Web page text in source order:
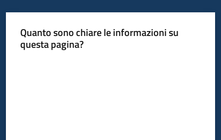
Quanto sono chiare le informazioni su
questa pagina?